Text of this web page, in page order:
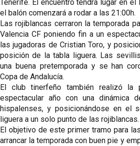
Tenerife. El encuentro tendrá lugar en
el balón comenzará a rodar a las 21:00h.
Las rojiblancas cerraron la temporada
Valencia CF poniendo fin a un
las jugadoras de Cristian Toro, y
posición de la tabla liguera. Las
una buena pretemporada y se han
Copa de Andalucía.
El club tinerfeño también realizó la
espectacular año con una dinámica
hispalenses, y posicionándose en el
liguera a un solo punto de las rojiblancas.
El objetivo de este primer tramo para
arrancar la temporada con buen pie y